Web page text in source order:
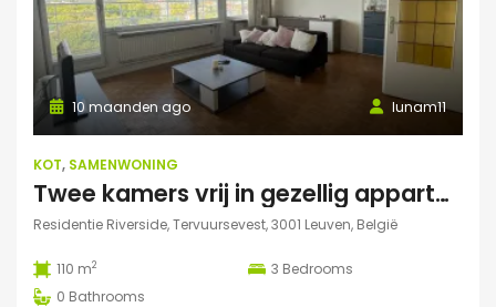
lunam11
10 maanden ago
KOT, SAMENWONING
Twee kamers vrij in gezellig appartement in Leuven :)
Residentie Riverside, Tervuursevest, 3001 Leuven, België
110 m2 3 Bedrooms
0 Bathrooms